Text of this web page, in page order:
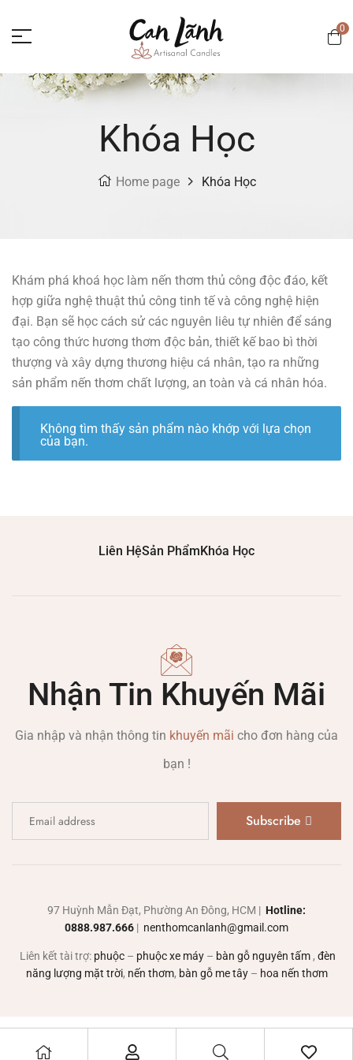
0
Khóa Học
Home page Khóa Học
Khám phá khoá học làm nến thơm thủ công độc đáo, kết
hợp giữa nghệ thuật thủ công tinh tế và công nghệ hiện
đại. Bạn sẽ học cách sử các nguyên liêu tự nhiên để sáng
tạo công thức hương thơm độc bản, thiết kế bao bì thời
thượng và xây dựng thương hiệu cá nhân, tạo ra những
sản phẩm nến thơm chất lượng, an toàn và cá nhân hóa.
Không tìm thấy sản phẩm nào khớp với lựa chọn
của bạn.
Liên HệSản PhẩmKhóa Học
Nhận Tin Khuyến Mãi
Gia nhập và nhận thông tin khuyến mãi cho đơn hàng của
bạn !
Subscribe
97 Huỳnh Mẫn Đạt, Phường An Đông, HCM | Hotline:
0888.987.666 | nenthomcanlanh@gmail.com
Liên kết tài trợ: phuộc – phuộc xe máy – bàn gỗ nguyên tấm , đèn
năng lượng mặt trời, nến thơm, bàn gỗ me tây– hoa nến thơm